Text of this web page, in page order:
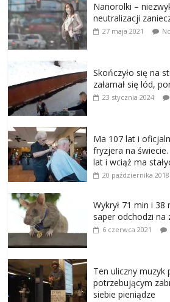
Nanorolki –
neutralizacji
27 maja 2021
Skończyło się na
załamał się lód,
23 stycznia 2024
Ma 107 lat i
fryzjera na
lat i wciąż ma
20 października 2018
Wykrył 71 min i 38
saper odchodzi na
6 czerwca 2021
Ten uliczny muzyk
potrzebującym
siebie pieniądze